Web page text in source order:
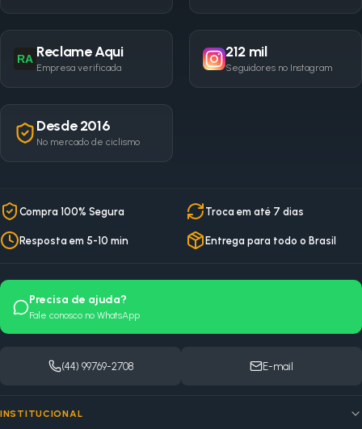
RA Reclame Aqui
Empresa verificada
212 mil
Seguidores no Instagram
Desde 2016
No mercado de ciclismo
Compra 100% Segura Troca em até 7 dias
Resposta em 5-10 min Entrega para todo o Brasil
Precisa de ajuda?
Fale conosco no WhatsApp
(44) 99769-2708 E-mail
INSTITUCIONAL